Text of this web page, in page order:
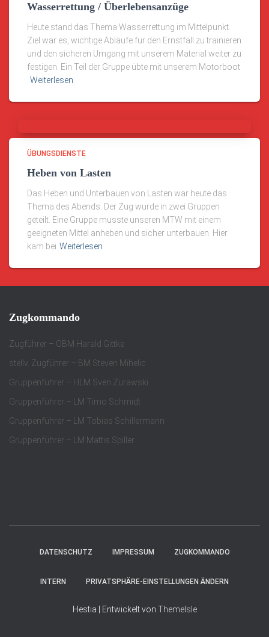
Wasserrettung / Überlebensanzüge
Heute stand das Thema Wasserrettung im Mittelpunkt.
Ziel war es, wichtige Abläufe für den Ernstfall zu trainieren
und den sicheren Umgang mit unserem Material weiter zu
festigen. Ein Teil der Gruppe übte mit unserem Motorboot
Weiterlesen
ÜBUNGSDIENSTE
Heben von Lasten
Das Heben und Unterbauen von Lasten war heute das
Thema des Abends. Der Zug wurde in zwei Gruppen
geteilt. Eine Gruppe musste unseren MTW mit einem
geeigneten Mittel anheben und sicher unterbauen. Hier
kam bei Weiterlesen
Zugkommando
Zugführer – OBM Harald Gittke
stellv. Zugführer – BM Steven Mihelic
Gruppenführer – HLM Sven Zurawski
Gruppenführer – LM Timo Schmidt
Gruppenführer – LM Tobias Schillermann
Gruppenführer – LM Mattis Spiller
DATENSCHUTZ IMPRESSUM ZUGKOMMANDO
INTERN PRIVATSPHÄRE-EINSTELLUNGEN ÄNDERN
Hestia | Entwickelt von ThemeIsle